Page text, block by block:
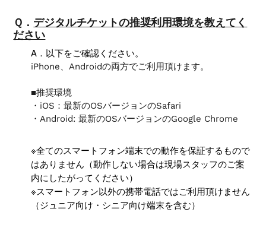
Ｑ． デジタルチケットの推奨利用環境を教えてく
ださい
A．以下をご確認ください。
iPhone、Androidの両方でご利用頂けます。
■推奨環境
・iOS：最新のOSバージョンのSafari
・Android: 最新のOSバージョンのGoogle Chrome
※全てのスマートフォン端末での動作を保証するもので
はありません（動作しない場合は現場スタッフのご案
内にしたがってください）
※スマートフォン以外の携帯電話ではご利用頂けません
（ジュニア向け・シニア向け端末を含む）